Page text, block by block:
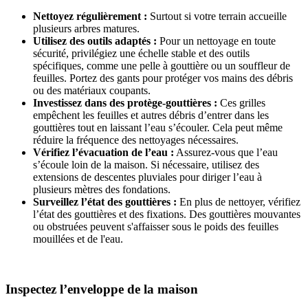
Nettoyez régulièrement : Surtout si votre terrain accueille
plusieurs arbres matures.
Utilisez des outils adaptés : Pour un nettoyage en toute
sécurité, privilégiez une échelle stable et des outils
spécifiques, comme une pelle à gouttière ou un souffleur de
feuilles. Portez des gants pour protéger vos mains des débris
ou des matériaux coupants.
Investissez dans des protège-gouttières : Ces grilles
empêchent les feuilles et autres débris d’entrer dans les
gouttières tout en laissant l’eau s’écouler. Cela peut même
réduire la fréquence des nettoyages nécessaires.
Vérifiez l’évacuation de l’eau : Assurez-vous que l’eau
s’écoule loin de la maison. Si nécessaire, utilisez des
extensions de descentes pluviales pour diriger l’eau à
plusieurs mètres des fondations.
Surveillez l’état des gouttières : En plus de nettoyer, vérifiez
l’état des gouttières et des fixations. Des gouttières mouvantes
ou obstruées peuvent s'affaisser sous le poids des feuilles
mouillées et de l'eau.
Inspectez l’enveloppe de la maison